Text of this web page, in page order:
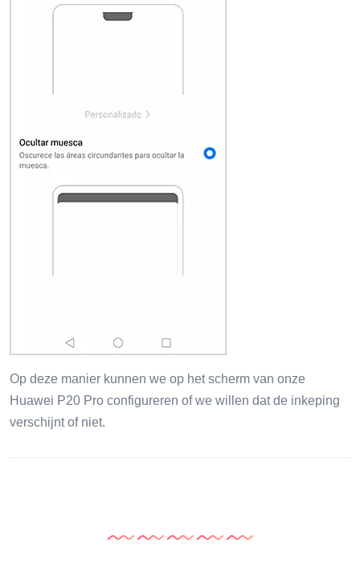
Op deze manier kunnen we op het scherm van onze
Huawei P20 Pro configureren of we willen dat de inkeping
verschijnt of niet.